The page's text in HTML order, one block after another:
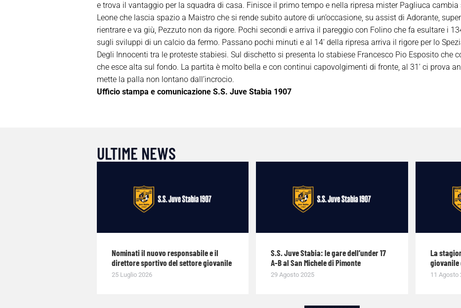
e trova il vantaggio per la squadra di casa. Finisce il primo tempo e nella ripresa mister Pagliuca
Leone che lascia spazio a Maistro che si rende subito autore di un’occasione, su assist di Adorante,
rientrare e va giù, Pezzuto non da rigore. Pochi secondi e arriva il pareggio con Folino che fa esultare i
sugli sviluppi di un calcio da fermo. Passano pochi minuti e al 14′ della ripresa arriva il rigore per lo
Degli Innocenti tra le proteste stabiesi. Sul dischetto si presenta lo stabiese Francesco Pio Esposito che
che esce alta sul fondo. La partita è molto bella e con continui capovolgimenti di fronte, al 31′ ci prova
mette la palla non lontano dall’incrocio.
Ufficio stampa e comunicazione S.S. Juve Stabia 1907
ULTIME NEWS
Nominati il nuovo responsabile e il
direttore sportivo del settore giovanile
25 Luglio 2026
S.S. Juve Stabia: le gare dell’under 17
A-B al San Michele di Pimonte
29 Agosto 2025
La
11 Agosto